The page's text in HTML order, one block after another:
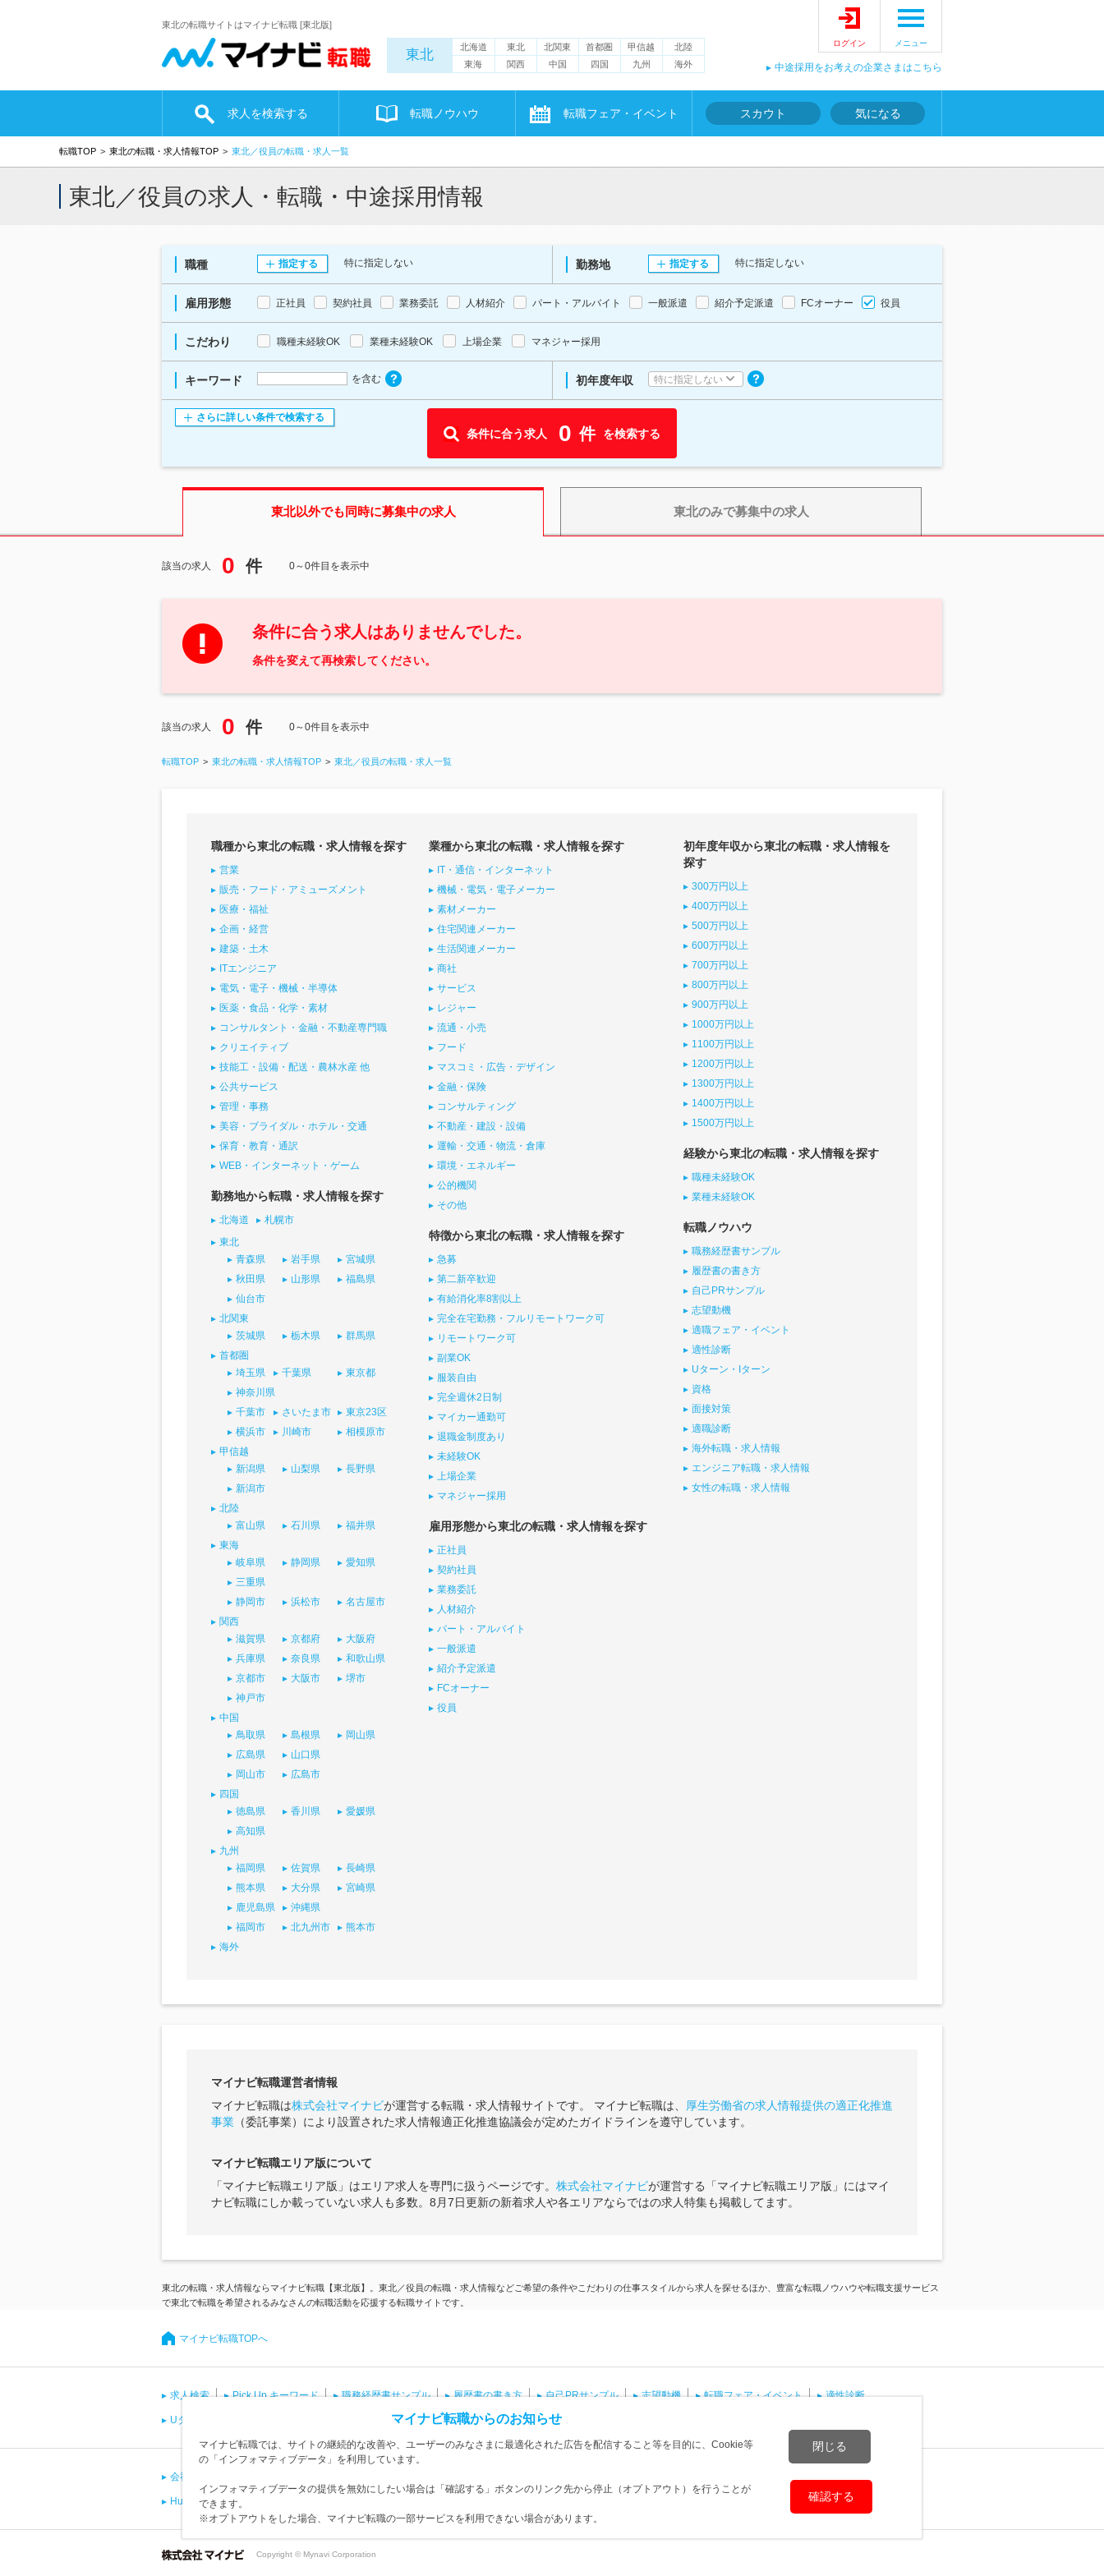
東北の転職サイトはマイナビ転職 [東北版]
東北 北海道 東北 北関東 首都圏 甲信越
北陸
東海
関西 中国 四国 九州 海外
ログイン メニュー
中途採用をお考えの企業さまはこちら
求人を検索する 転職ノウハウ 転職フェア・イベント スカウト 気になる
転職TOP 東北の転職・求人情報TOP 東北／役員の転職・求人一覧
東北／役員の求人・転職・中途採用情報
職種 指定する 特に指定しない 勤務地 指定する 特に指定しない
雇用形態 正社員 契約社員 業務委託 人材紹介 パート・アルバイト 一般派遣 紹介予定派遣 FCオーナー 役員
こだわり 職種未経験OK 業種未経験OK 上場企業 マネジャー採用
キーワード を含む 初年度年収 特に指定しない
さらに詳しい条件で検索する
条件に合う求人 0 件 を検索する
東北以外でも同時に募集中の求人 東北のみで募集中の求人
該当の求人 0 件 0～0件目を表示中
条件に合う求人はありませんでした。
条件を変えて再検索してください。
該当の求人 0 件 0～0件目を表示中
転職TOP 東北の転職・求人情報TOP 東北／役員の転職・求人一覧
職種から東北の転職・求人情報を探す
営業
販売・フード・アミューズメント
医療・福祉
企画・経営
建築・土木
ITエンジニア
電気・電子・機械・半導体
医薬・食品・化学・素材
コンサルタント・金融・不動産専門職
クリエイティブ
技能工・設備・配送・農林水産 他
公共サービス
管理・事務
美容・ブライダル・ホテル・交通
保育・教育・通訳
WEB・インターネット・ゲーム
勤務地から転職・求人情報を探す
北海道
札幌市
東北
青森県
岩手県
宮城県
秋田県
山形県
福島県
仙台市
北関東
茨城県
栃木県
群馬県
首都圏
埼玉県
千葉県
東京都
神奈川県
千葉市
さいたま市
東京23区
横浜市
川崎市
相模原市
甲信越
新潟県
山梨県
長野県
新潟市
北陸
富山県
石川県
福井県
東海
岐阜県
静岡県
愛知県
三重県
静岡市
浜松市
名古屋市
関西
滋賀県
京都府
大阪府
兵庫県
奈良県
和歌山県
京都市
大阪市
堺市
神戸市
中国
鳥取県
島根県
岡山県
広島県
山口県
岡山市
広島市
四国
徳島県
香川県
愛媛県
高知県
九州
福岡県
佐賀県
長崎県
熊本県
大分県
宮崎県
鹿児島県
沖縄県
福岡市
北九州市
熊本市
海外
業種から東北の転職・求人情報を探す
IT・通信・インターネット
機械・電気・電子メーカー
素材メーカー
住宅関連メーカー
生活関連メーカー
商社
サービス
レジャー
流通・小売
フード
マスコミ・広告・デザイン
金融・保険
コンサルティング
不動産・建設・設備
運輸・交通・物流・倉庫
環境・エネルギー
公的機関
その他
特徴から東北の転職・求人情報を探す
急募
第二新卒歓迎
有給消化率8割以上
完全在宅勤務・フルリモートワーク可
リモートワーク可
副業OK
服装自由
完全週休2日制
マイカー通勤可
退職金制度あり
未経験OK
上場企業
マネジャー採用
雇用形態から東北の転職・求人情報を探す
正社員
契約社員
業務委託
人材紹介
パート・アルバイト
一般派遣
紹介予定派遣
FCオーナー
役員
初年度年収から東北の転職・求人情報を
探す
300万円以上
400万円以上
500万円以上
600万円以上
700万円以上
800万円以上
900万円以上
1000万円以上
1100万円以上
1200万円以上
1300万円以上
1400万円以上
1500万円以上
経験から東北の転職・求人情報を探す
職種未経験OK
業種未経験OK
転職ノウハウ
職務経歴書サンプル
履歴書の書き方
自己PRサンプル
志望動機
適職フェア・イベント
適性診断
Uターン・Iターン
資格
面接対策
適職診断
海外転職・求人情報
エンジニア転職・求人情報
女性の転職・求人情報
マイナビ転職運営者情報
マイナビ転職は株式会社マイナビが運営する転職・求人情報サイトです。 マイナビ転職は、
厚生労働省の求人情報提供の適正化推進
事業 （委託事業）により設置された求人情報適正化推進協議会が定めたガイドラインを遵守しています。
マイナビ転職エリア版について
「マイナビ転職エリア版」はエリア求人を専門に扱うページです。 株式会社マイナビが運営する「マイナビ転職エリア版」にはマイ
ナビ転職にしか載っていない求人も多数。8月7日更新の新着求人や各エリアならではの求人特集も掲載してます。
東北の転職・求人情報ならマイナビ転職【東北版】。東北／役員の転職・求人情報などご希望の条件やこだわりの仕事スタイルから求人を探せるほか、豊富な転職ノウハウや転職支援サービス
で東北で転職を希望されるみなさんの転職活動を応援する転職サイトです。
マイナビ転職TOPへ
求人検索 Pick Up キーワード 職務経歴書サンプル 履歴書の書き方 自己PRサンプル 志望動機 転職フェア・イベント 適性診断
Uターン・Iターン 海外転職・求人 エンジニア求人 面接対策
会社概要
Human Capitalサポネット<採用ご担当者向け>
Copyright © Mynavi Corporation
マイナビ転職からのお知らせ
マイナビ転職では、サイトの継続的な改善や、ユーザーのみなさまに最適化された広告を配信すること等を目的に、Cookie等
の「インフォマティブデータ」を利用しています。
インフォマティブデータの提供を無効にしたい場合は「確認する」ボタンのリンク先から停止（オプトアウト）を行うことが
できます。
※オプトアウトをした場合、マイナビ転職の一部サービスを利用できない場合があります。
閉じる
確認する